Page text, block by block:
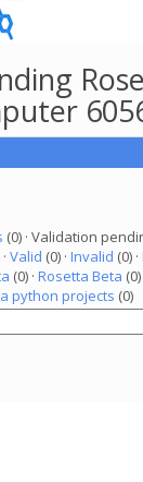
(0) · Validation
Valid (0) · Invalid (0) ·
(0) · Rosetta Beta
python projects (0)